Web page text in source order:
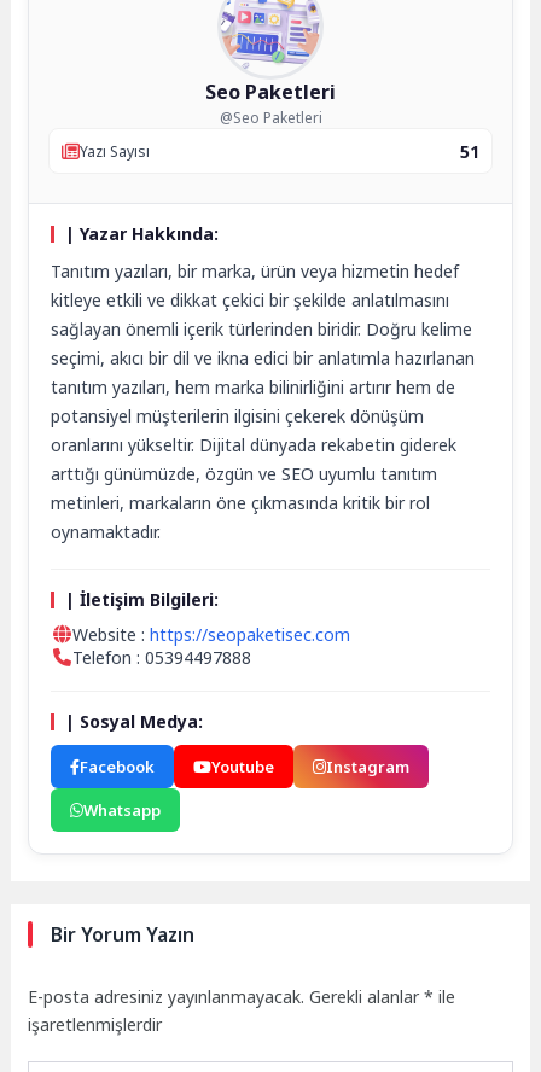
Seo Paketleri
@Seo Paketleri
Yazı Sayısı
51
| Yazar Hakkında:
Tanıtım yazıları, bir marka, ürün veya hizmetin hedef
kitleye etkili ve dikkat çekici bir şekilde anlatılmasını
sağlayan önemli içerik türlerinden biridir. Doğru kelime
seçimi, akıcı bir dil ve ikna edici bir anlatımla hazırlanan
tanıtım yazıları, hem marka bilinirliğini artırır hem de
potansiyel müşterilerin ilgisini çekerek dönüşüm
oranlarını yükseltir. Dijital dünyada rekabetin giderek
arttığı günümüzde, özgün ve SEO uyumlu tanıtım
metinleri, markaların öne çıkmasında kritik bir rol
oynamaktadır.
| İletişim Bilgileri:
Website :https://seopaketisec.com
Telefon : 05394497888
| Sosyal Medya:
Facebook Youtube
Instagram
Whatsapp
Bir Yorum Yazın
E-posta adresiniz yayınlanmayacak. Gerekli alanlar* ile
işaretlenmişlerdir